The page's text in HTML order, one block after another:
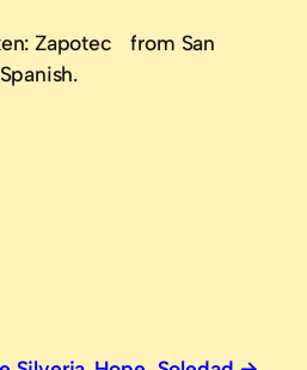
Zapotec from San